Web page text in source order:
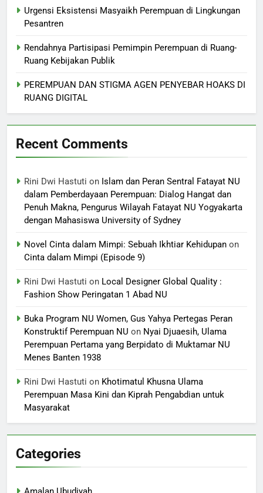
Urgensi Eksistensi Masyaikh Perempuan di Lingkungan
Pesantren
Rendahnya Partisipasi Pemimpin Perempuan di Ruang-
Ruang Kebijakan Publik
PEREMPUAN DAN STIGMA AGEN PENYEBAR HOAKS DI
RUANG DIGITAL
Recent Comments
Rini Dwi Hastuti on Islam dan Peran Sentral Fatayat NU
dalam Pemberdayaan Perempuan: Dialog Hangat dan
Penuh Makna, Pengurus Wilayah Fatayat NU Yogyakarta
dengan Mahasiswa University of Sydney
Novel Cinta dalam Mimpi: Sebuah Ikhtiar Kehidupan on
Cinta dalam Mimpi (Episode 9)
Rini Dwi Hastuti on Local Designer Global Quality :
Fashion Show Peringatan 1 Abad NU
Buka Program NU Women, Gus Yahya Pertegas Peran
Konstruktif Perempuan NU on Nyai Djuaesih, Ulama
Perempuan Pertama yang Berpidato di Muktamar NU
Menes Banten 1938
Rini Dwi Hastuti on Khotimatul Khusna Ulama
Perempuan Masa Kini dan Kiprah Pengabdian untuk
Masyarakat
Categories